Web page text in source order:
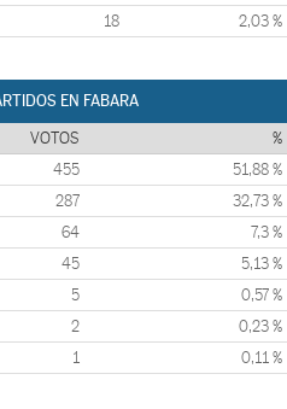
18 2,03 %
EN FABARA
VOTOS %
455 51,88 %
287 32,73 %
64 7,3 %
45 5,13 %
5 0,57 %
2 0,23 %
1 0,11 %